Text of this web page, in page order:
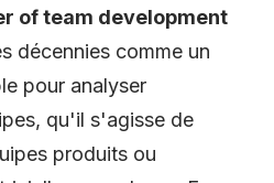
of team development
décennies comme un
pour analyser
qu'il s'agisse de
produits ou